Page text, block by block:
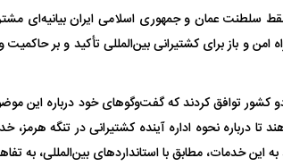
سلطنت عمان و جمهوری اسلامی ایران بیانیه‌ای
امن و باز برای کشتیرانی بین‌المللی تأکید و بر
کشور توافق کردند که گفت‌وگوهای خود درباره این
تا درباره نحوه اداره آینده کشتیرانی در تنگه
این خدمات، مطابق با استانداردهای بین‌المللی، به
جراحان قلابی در شمال تهران بازداشت
شدند؛ از تزریق فیلر تا جراحی پلک